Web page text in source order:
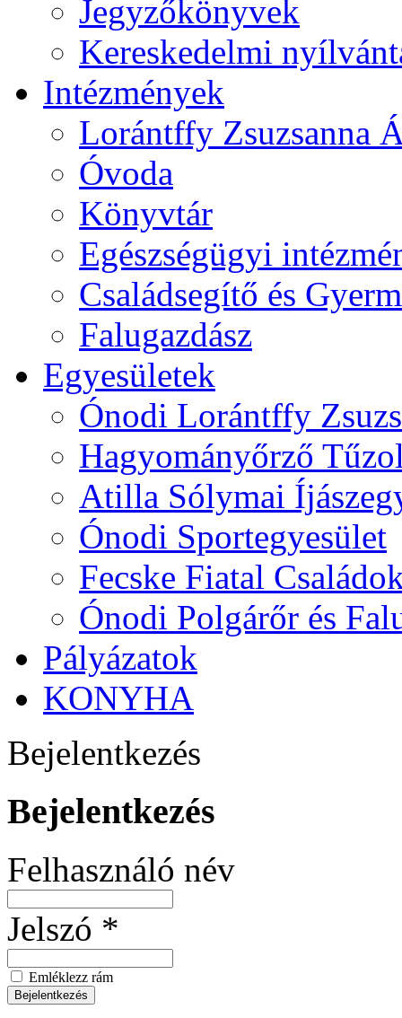
Jegyzőkönyvek
Kereskedelmi
Intézmények
Lorántffy Zsuzsanna
Óvoda
Könyvtár
Egészségügyi
Családsegítő és
Falugazdász
Egyesületek
Ónodi Lorántffy
Hagyományőrző
Atilla Sólymai
Ónodi Sportegyesület
Fecske Fiatal
Ónodi Polgárőr és
Pályázatok
KONYHA
Bejelentkezés
Bejelentkezés
Felhasználó név
Jelszó *
Emléklezz rám